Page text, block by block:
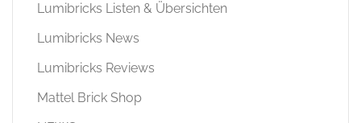
Lumibricks Listen & Übersichten
Lumibricks News
Lumibricks Reviews
Mattel Brick Shop